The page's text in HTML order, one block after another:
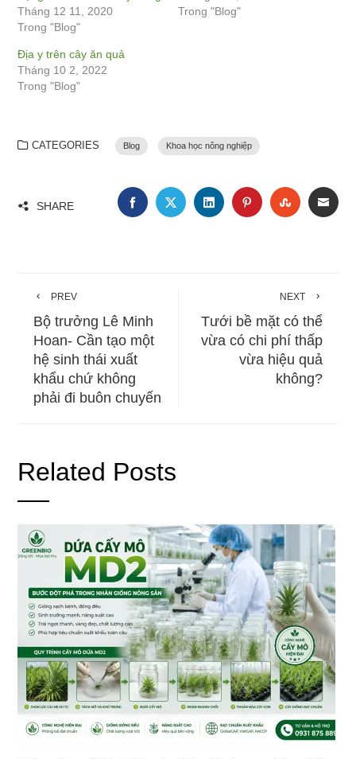
Tháng 12 11, 2020
Trong "Blog"
Trong "Blog"
Địa y trên cây ăn quả
Tháng 10 2, 2022
Trong "Blog"
CATEGORIES Blog Khoa học nông nghiệp
SHARE FACEBOOKTWITTERLINKEDINPINTEREST
PREV
Bộ trưởng Lê Minh
Hoan- Cần tạo một
hệ sinh thái xuất
khẩu chứ không
phải đi buôn chuyến
NEXT
Tưới bề mặt có thể
vừa có chi phí thấp
vừa hiệu quả
không?
Related Posts